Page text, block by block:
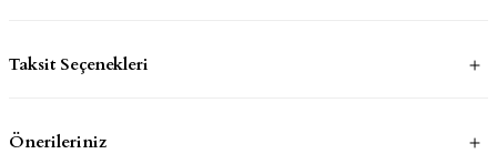
Taksit Seçenekleri
Önerileriniz